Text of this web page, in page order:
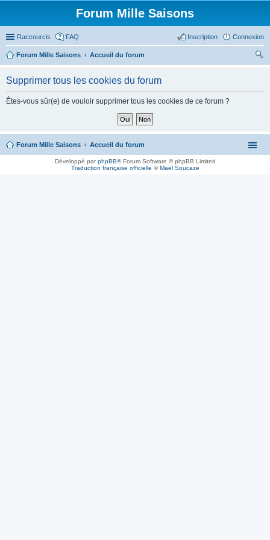
Forum Mille Saisons
Raccourcis FAQ Connexion
Inscription
Forum Mille Saisons
Accueil du forum
Supprimer tous les cookies du forum
Êtes-vous sûr(e) de vouloir supprimer tous les cookies de ce forum ?
Forum Mille Saisons Accueil du forum
Développé parphpBB® Forum Software © phpBB Limited
Traduction française officielle ©Maël Soucaze